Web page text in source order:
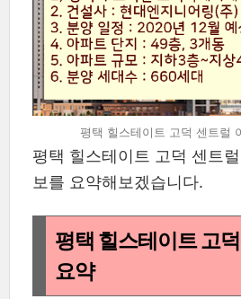
평택 힐스테이트 고덕 센트럴
평택 힐스테이트 고덕 센트
보를 요약해보겠습니다.
평택 힐스테이트 고
요약